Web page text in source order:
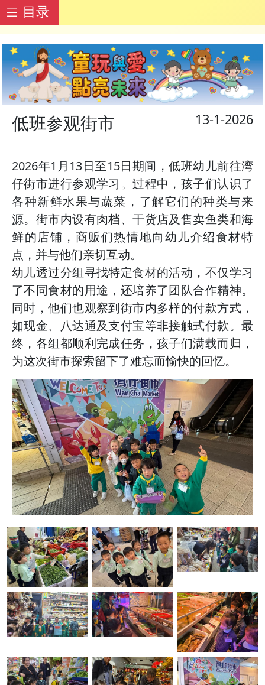
目录
13-1-2026
低班参观街市
2026年1月13日至15日期间，低班幼儿前往湾
仔街市进行参观学习。过程中，孩子们认识了
各种新鲜水果与蔬菜，了解它们的种类与来
源。街市内设有肉档、干货店及售卖鱼类和海
鲜的店铺，商贩们热情地向幼儿介绍食材特
点，并与他们亲切互动。
幼儿透过分组寻找特定食材的活动，不仅学习
了不同食材的用途，还培养了团队合作精神。
同时，他们也观察到街市内多样的付款方式，
如现金、八达通及支付宝等非接触式付款。最
终，各组都顺利完成任务，孩子们满载而归，
为这次街市探索留下了难忘而愉快的回忆。